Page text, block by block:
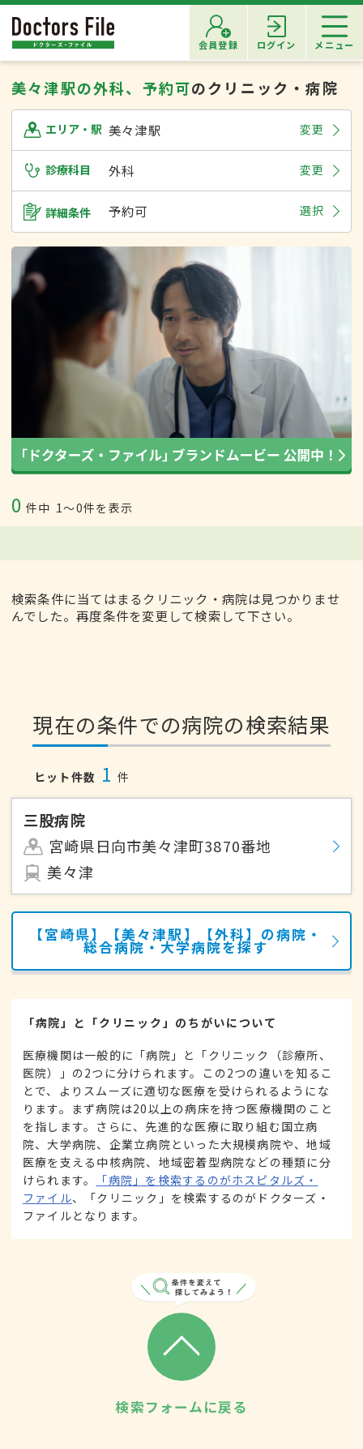
会員登録 ログイン メニュー
美々津駅の外科、予約可のクリニック・病院
エリア・駅 美々津駅 変更
診療科目 外科 変更
詳細条件 予約可 選択
0 件中 1〜0件を表示
検索条件に当てはまるクリニック・病院は見つかりませ
んでした。再度条件を変更して検索して下さい。
現在の条件での病院の検索結果
ヒット件数 1 件
三股病院
宮崎県日向市美々津町3870番地
美々津
【宮崎県】【美々津駅】【外科】の病院・
総合病院・大学病院を探す
「病院」と「クリニック」のちがいについて
医療機関は一般的に「病院」と「クリニック（診療所、
医院）」の2つに分けられます。この2つの違いを知るこ
とで、よりスムーズに適切な医療を受けられるようにな
ります。まず病院は20以上の病床を持つ医療機関のこと
を指します。さらに、先進的な医療に取り組む国立病
院、大学病院、企業立病院といった大規模病院や、地域
医療を支える中核病院、地域密着型病院などの種類に分
けられます。
「病院」を検索するのがホスピタルズ・
ファイル、「クリニック」を検索するのがドクターズ・
ファイルとなります。
検索フォームに戻る